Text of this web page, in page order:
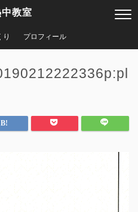
中教室
り プロフィール